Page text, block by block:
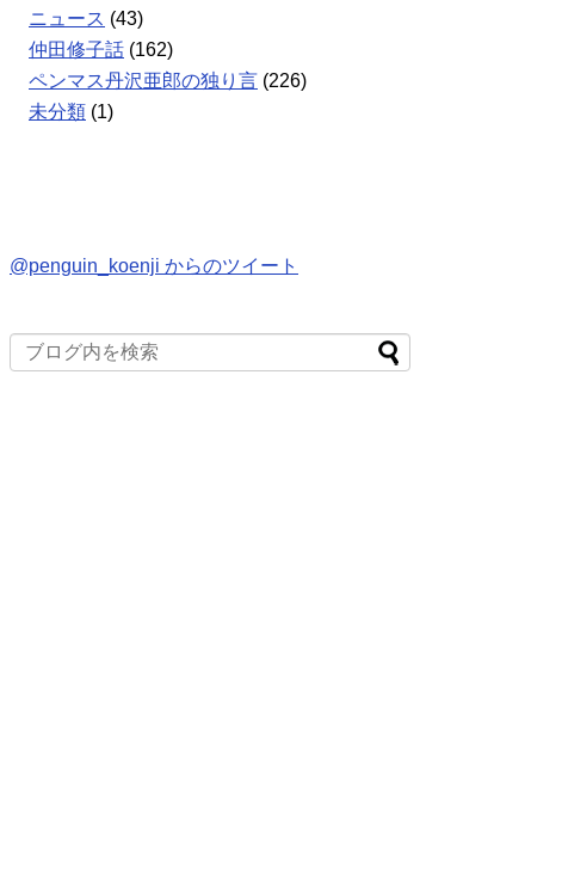
ニュース (43)
仲田修子話 (162)
ペンマス丹沢亜郎の独り言 (226)
未分類 (1)
@penguin_koenji からのツイート